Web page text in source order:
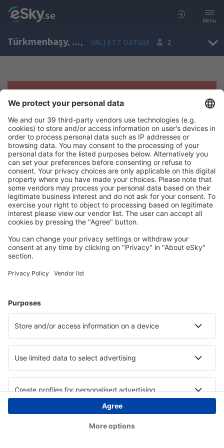
Menu
Türkmenbaşy, Turkmenistan, VÄLJ ETT DATUM 2
Tyvärr, inga resultat för denna sökning
Försök att söka med andra kriterier
Copyright © eSky.se. Alla rättigheter förbehålls.